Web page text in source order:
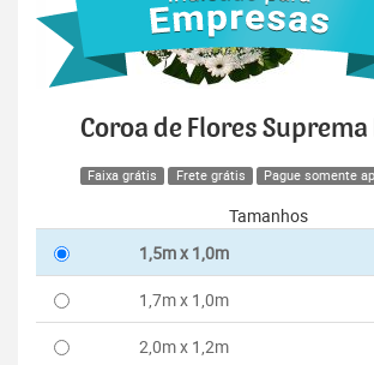
Coroa de Flores
Faixa grátis Frete grátis Pague somente
Tamanhos
1,5m x 1,0m
1,7m x 1,0m
2,0m x 1,2m